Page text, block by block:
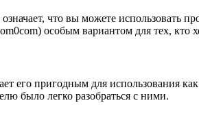
что вы можете использовать
особым вариантом для тех, кто
его пригодным для использования
было легко разобраться с ними.